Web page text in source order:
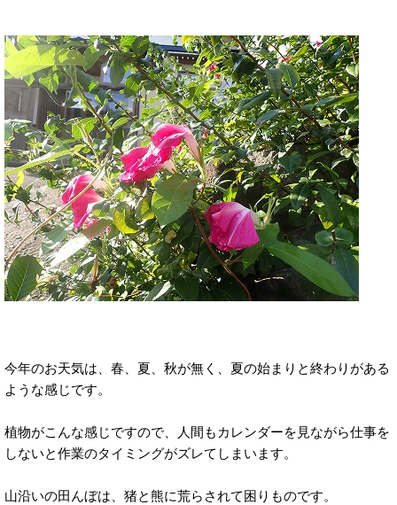
今年のお天気は、春、夏、秋が無く、夏の始まりと終わりがある
ような感じです。
植物がこんな感じですので、人間もカレンダーを見ながら仕事を
しないと作業のタイミングがズレてしまいます。
山沿いの田んぼは、猪と熊に荒らされて困りものです。